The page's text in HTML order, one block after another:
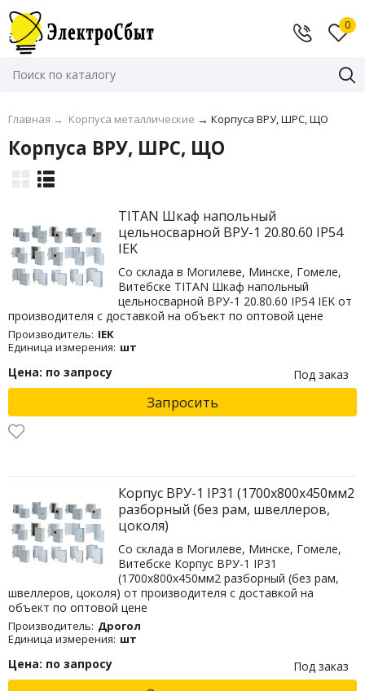
0
Главная → Корпуса металлические → Корпуса ВРУ, ШРС, ЩО
Корпуса ВРУ, ШРС, ЩО
TITAN Шкаф напольный
цельносварной ВРУ-1 20.80.60 IP54
IEK
Со склада в Могилеве, Минске, Гомеле,
Витебске TITAN Шкаф напольный
цельносварной ВРУ-1 20.80.60 IP54 IEK от
производителя с доставкой на объект по оптовой цене
Производитель: IEK
Единица измерения: шт
Цена: по запросу Под заказ
Запросить
Корпус ВРУ-1 IP31 (1700х800х450мм2
разборный (без рам, швеллеров,
цоколя)
Со склада в Могилеве, Минске, Гомеле,
Витебске Корпус ВРУ-1 IP31
(1700х800х450мм2 разборный (без рам,
швеллеров, цоколя) от производителя с доставкой на
объект по оптовой цене
Производитель: Дрогол
Единица измерения: шт
Цена: по запросу Под заказ